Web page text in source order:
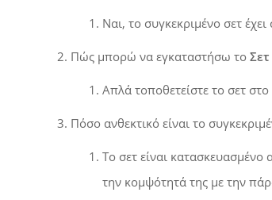
Ναι, το συγκεκριμένο σετ
Πώς μπορώ να εγκαταστήσω το
Απλά τοποθετείστε το σετ στο
Πόσο ανθεκτικό είναι το
Το σετ είναι κατασκευασμένο
την κομψότητά της με την